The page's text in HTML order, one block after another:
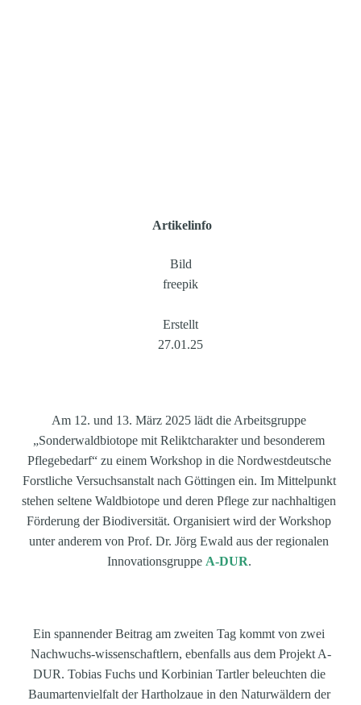
Artikelinfo
Bild
freepik
Erstellt
27.01.25
Am 12. und 13. März 2025 lädt die Arbeitsgruppe
„Sonderwaldbiotope mit Reliktcharakter und besonderem
Pflegebedarf“ zu einem Workshop in die Nordwestdeutsche
Forstliche Versuchsanstalt nach Göttingen ein. Im Mittelpunkt
stehen seltene Waldbiotope und deren Pflege zur nachhaltigen
Förderung der Biodiversität. Organisiert wird der Workshop
unter anderem von Prof. Dr. Jörg Ewald aus der regionalen
Innovationsgruppe A-DUR.
Ein spannender Beitrag am zweiten Tag kommt von zwei
Nachwuchs-wissenschaftlern, ebenfalls aus dem Projekt A-
DUR. Tobias Fuchs und Korbinian Tartler beleuchten die
Baumartenvielfalt der Hartholzaue in den Naturwäldern der